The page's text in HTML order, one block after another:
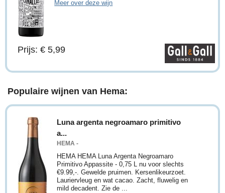
Meer over deze wijn
Prijs: € 5,99
Populaire wijnen van Hema:
Luna argenta negroamaro primitivo
a...
HEMA -
HEMA HEMA Luna Argenta Negroamaro
Primitivo Appassite - 0,75 L nu voor slechts
€9.99,-. Gewelde pruimen. Kersenlikeurzoet.
Lauriervleug en wat cacao. Zacht, fluwelig en
mild decadent. Zie de ...